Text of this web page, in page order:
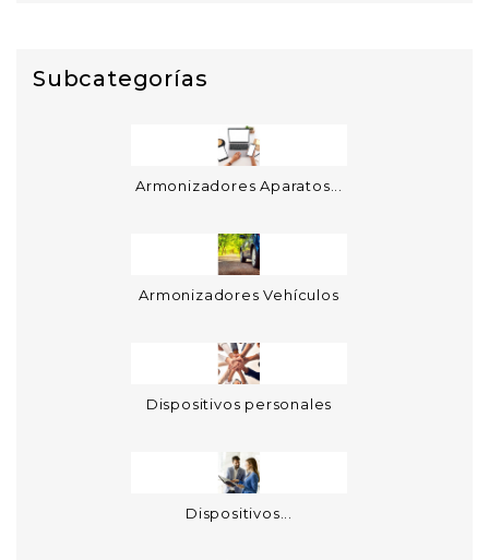
Subcategorías
Armonizadores Aparatos...
Armonizadores Vehículos
Dispositivos personales
Dispositivos...